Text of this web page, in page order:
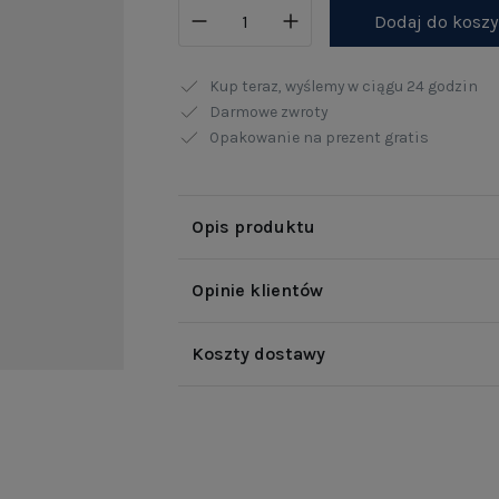
Dodaj do
Kup teraz, wyślemy w ciągu 24 godzin
Darmowe zwroty
Opakowanie na prezent gratis
Opis produktu
Opinie klientów
Koszty dostawy